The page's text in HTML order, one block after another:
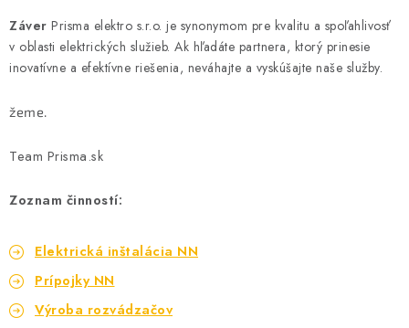
Záver Prisma elektro s.r.o. je synonymom pre kvalitu a spoľahlivosť
v oblasti elektrických služieb. Ak hľadáte partnera, ktorý prinesie
inovatívne a efektívne riešenia, neváhajte a vyskúšajte naše služby.
žeme.
Team Prisma.sk
Zoznam činností:
Elektrická inštalácia NN
Prípojky NN
Výroba rozvádzačov